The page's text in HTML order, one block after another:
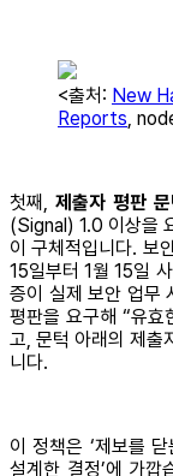
<출처: New
Reports ,
첫째, 제출자 평판 문
(Signal) 1.0 이상을
이 구체적입니다. 보
15일부터 1월 15일
증이 실제 보안 업무
평판을 요구해 “유효
고, 문턱 아래의 제출
니다.
이 정책은 ‘제보를
설계한 결정’에 가